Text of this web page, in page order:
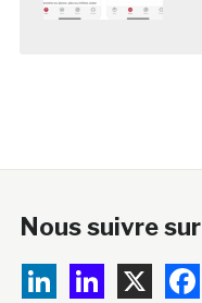
Nous suivre